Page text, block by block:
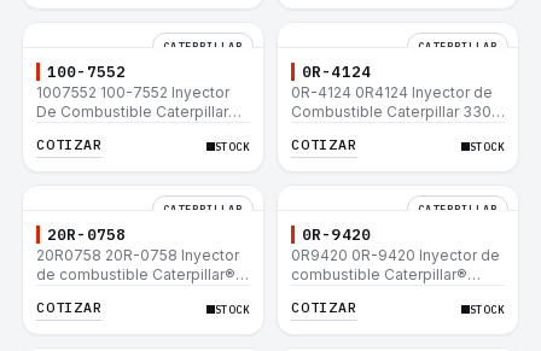
CATERPILLAR
100-7552
1007552 100-7552 Inyector
De Combustible Caterpillar®
12H 140G 950B
COTIZAR STOCK
CATERPILLAR
0R-4124
0R-4124 0R4124 Inyector de
Combustible Caterpillar 3306
160H D6R D6H D6R
COTIZAR STOCK
CATERPILLAR
20R-0758
20R0758 20R-0758 Inyector
de combustible Caterpillar®
657E 631E 988F II
COTIZAR STOCK
CATERPILLAR
0R-9420
0R9420 0R-9420 Inyector de
combustible Caterpillar®
657E 631E 988F II
COTIZAR STOCK